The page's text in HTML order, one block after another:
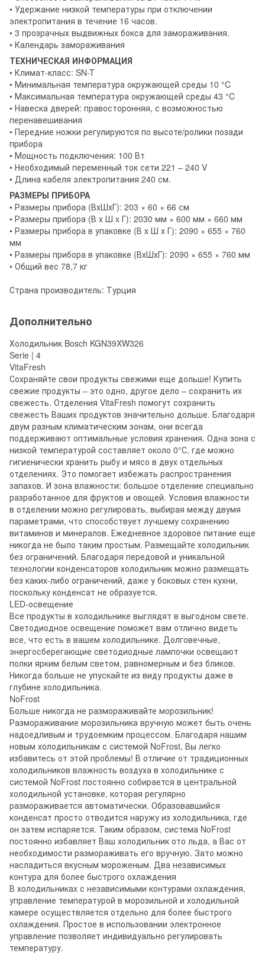
• Удержание низкой температуры при отключении
электропитания в течение 16 часов.
• 3 прозрачных выдвижных бокса для замораживания.
• Календарь замораживания
ТЕХНИЧЕСКАЯ ИНФОРМАЦИЯ
• Климат-класс: SN-T
• Минимальная температура окружающей среды 10 °C
• Максимальная температура окружающей среды 43 °C
• Навеска дверей: правосторонняя, с возможностью
перенавешивания
• Передние ножки регулируются по высоте/ролики позади
прибора
• Мощность подключения: 100 Вт
• Необходимый переменный ток сети 221 – 240 V
• Длина кабеля электропитания 240 см.
РАЗМЕРЫ ПРИБОРА
• Размеры прибора (ВхШхГ): 203 × 60 × 66 см
• Размеры прибора (В x Ш x Г): 2030 мм × 600 мм × 660 мм
• Размеры прибора в упаковке (В х Ш х Г): 2090 × 655 × 760
мм
• Размеры прибора в упаковке (ВхШхГ): 2090 × 655 × 760 мм
• Общий вес 78,7 кг
Страна производитель: Турция
Дополнительно
Холодильник Bosch KGN39XW326
Serie | 4
VitaFresh
Сохраняйте свои продукты свежими еще дольше! Купить
свежие продукты – это одно, другое дело – сохранить их
свежесть. Отделения VitaFresh помогут сохранить
свежесть Ваших продуктов значительно дольше. Благодаря
двум разным климатическим зонам, они всегда
поддерживают оптимальные условия хранения. Одна зона с
низкой температурой составляет около 0°С, где можно
гигиенически хранить рыбу и мясо в двух отдельных
отделениях. Это помогает избежать распространения
запахов. И зона влажности: большое отделение специально
разработанное для фруктов и овощей. Условия влажности
в отделении можно регулировать, выбирая между двумя
параметрами, что способствует лучшему сохранению
витаминов и минералов. Ежедневное здоровое питание еще
никогда не было таким простым. Размещайте холодильник
без ограничений. Благодаря передовой и уникальной
технологии конденсаторов холодильник можно размещать
без каких-либо ограничений, даже у боковых стен кухни,
поскольку конденсат не образуется.
LED-освещение
Все продукты в холодильнике выглядят в выгодном свете.
Светодиодное освещение поможет вам отлично видеть
все, что есть в вашем холодильнике. Долговечные,
энергосберегающие светодиодные лампочки освещают
полки ярким белым светом, равномерным и без бликов.
Никогда больше не упускайте из виду продукты даже в
глубине холодильника.
NoFrost
Больше никогда не размораживайте морозильник!
Размораживание морозильника вручную может быть очень
надоедливым и трудоемким процессом. Благодаря нашим
новым холодильникам с системой NoFrost, Вы легко
избавитесь от этой проблемы! В отличие от традиционных
холодильников влажность воздуха в холодильнике с
системой NoFrost постоянно собирается в центральной
холодильной установке, которая регулярно
размораживается автоматически. Образовавшийся
конденсат просто отводится наружу из холодильника, где
он затем испаряется. Таким образом, система NoFrost
постоянно избавляет Ваш холодильник ото льда, а Вас от
необходимости размораживать его вручную. Зато можно
насладиться вкусным мороженым. Два независимых
контура для более быстрого охлаждения
В холодильниках с независимыми контурами охлаждения,
управление температурой в морозильной и холодильной
камере осуществляется отдельно для более быстрого
охлаждения. Простое в использовании электронное
управление позволяет индивидуально регулировать
температуру.